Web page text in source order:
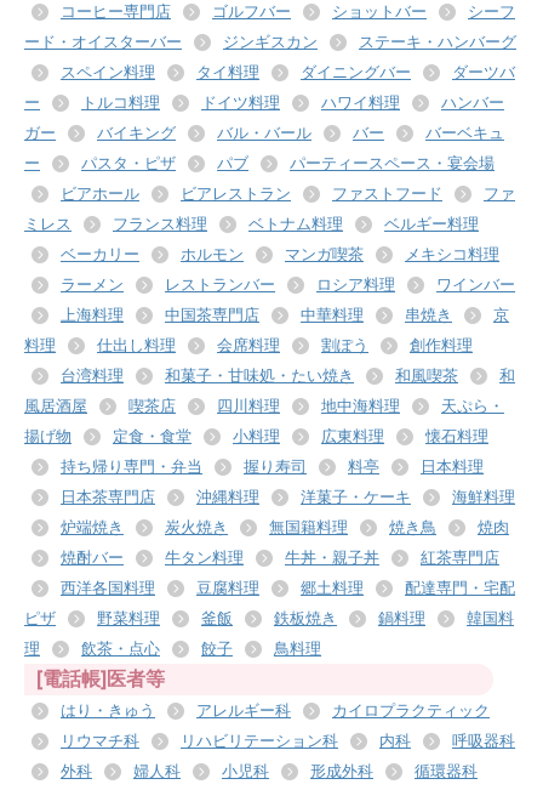
コーヒー専門店
ゴルフバー ショットバー
シーフ
ード・オイスターバー
ジンギスカン
ステーキ・ハンバーグ
スペイン料理
タイ料理 ダイニングバー
ダーツバ
ー
トルコ料理 ドイツ料理 ハワイ料理
ハンバー
ガー
バイキング バル・バール バー
バーベキュ
ー
パスタ・ピザ パブ
パーティースペース・宴会場
ビアホール
ビアレストラン ファストフード
ファ
ミレス
フランス料理 ベトナム料理
ベルギー料理
ベーカリー
ホルモン マンガ喫茶
メキシコ料理
ラーメン
レストランバー ロシア料理
ワインバー
上海料理
中国茶専門店 中華料理 串焼き
京
料理
仕出し料理 会席料理 割ぽう
創作料理
台湾料理
和菓子・甘味処・たい焼き 和風喫茶
和
風居酒屋
喫茶店 四川料理 地中海料理
天ぷら・
揚げ物
定食・食堂 小料理 広東料理
懐石料理
持ち帰り専門・弁当
握り寿司 料亭
日本料理
日本茶専門店
沖縄料理 洋菓子・ケーキ
海鮮料理
炉端焼き
炭火焼き 無国籍料理 焼き鳥
焼肉
焼酎バー
牛タン料理 牛丼・親子丼
紅茶専門店
西洋各国料理
豆腐料理 郷土料理
配達専門・宅配
ピザ
野菜料理 釜飯 鉄板焼き 鍋料理
韓国料
理
飲茶・点心 餃子 鳥料理
[電話帳]医者等
はり・きゅう アレルギー科
カイロプラクティック
リウマチ科
リハビリテーション科 内科
呼吸器科
外科
婦人科 小児科 形成外科
循環器科